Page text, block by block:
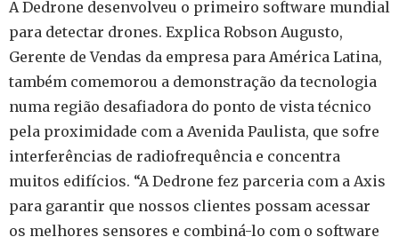
A Dedrone desenvolveu o primeiro software mundial
para detectar drones. Explica Robson Augusto,
Gerente de Vendas da empresa para América Latina,
também comemorou a demonstração da tecnologia
numa região desafiadora do ponto de vista técnico
pela proximidade com a Avenida Paulista, que sofre
interferências de radiofrequência e concentra
muitos edifícios. “A Dedrone fez parceria com a Axis
para garantir que nossos clientes possam acessar
os melhores sensores e combiná-lo com o software